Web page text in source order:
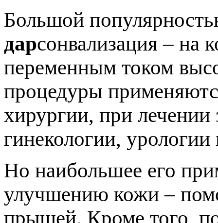
Большой
дарсонвализация – на
переменным током
процедуры
хирургии, при лечении
гинекологии, урологии
Но наибольшее его
улучшению кожи –
прыщей. Кроме того,